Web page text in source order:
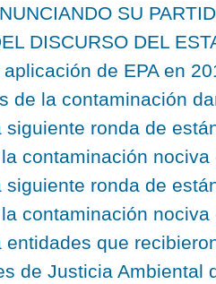
SU
DISCURSO DEL
de EPA en
de la contaminación
siguiente ronda de
contaminación
siguiente ronda de
contaminación
entidades que
de Justicia Ambiental